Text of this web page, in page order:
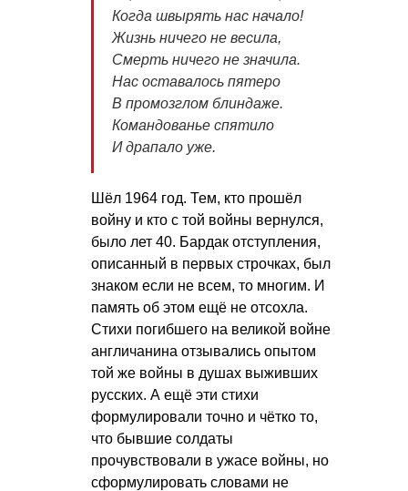
Когда швырять нас начало!
Жизнь ничего не весила,
Смерть ничего не значила.
Нас оставалось пятеро
В промозглом блиндаже.
Командованье спятило
И драпало уже.
Шёл 1964 год. Тем, кто прошёл
войну и кто с той войны вернулся,
было лет 40. Бардак отступления,
описанный в первых строчках, был
знаком если не всем, то многим. И
память об этом ещё не отсохла.
Стихи погибшего на великой войне
англичанина отзывались опытом
той же войны в душах выживших
русских. А ещё эти стихи
формулировали точно и чётко то,
что бывшие солдаты
прочувствовали в ужасе войны, но
сформулировать словами не